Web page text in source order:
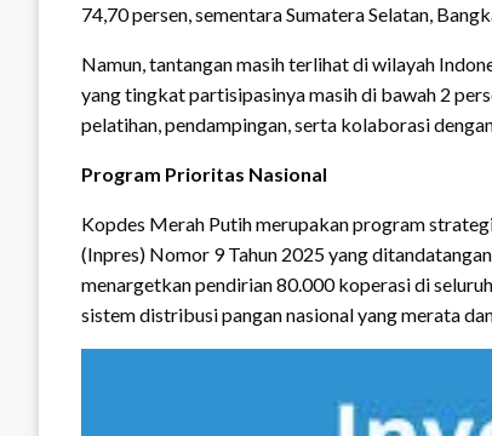
74,70 persen, sementara Sumatera Selatan,
Namun, tantangan masih terlihat di wilayah
yang tingkat partisipasinya masih di bawah 2
pelatihan, pendampingan, serta kolaborasi
Program Prioritas Nasional
Kopdes Merah Putih merupakan program
(Inpres) Nomor 9 Tahun 2025 yang
menargetkan pendirian 80.000 koperasi di
sistem distribusi pangan nasional yang merata